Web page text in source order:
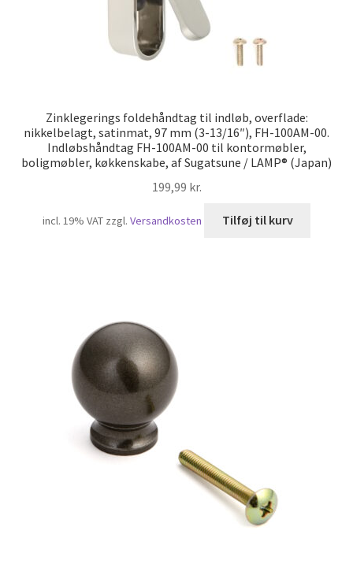
Zinklegerings foldehåndtag til indløb, overflade:
nikkelbelagt, satinmat, 97 mm (3-13/16″), FH-100AM-00.
Indløbshåndtag FH-100AM-00 til kontormøbler,
boligmøbler, køkkenskabe, af Sugatsune / LAMP® (Japan)
199,99 kr.
incl. 19% VAT zzgl. Versandkosten Tilføj til kurv